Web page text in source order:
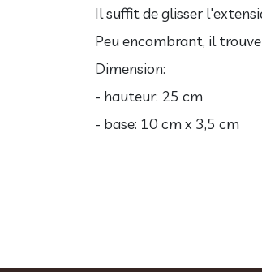
Il suffit de glisser
Peu encombrant, il
Dimension:
- hauteur: 25 cm
- base: 10 cm x 3,5 cm